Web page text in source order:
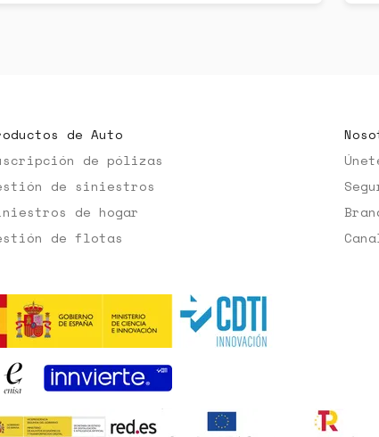
de Auto
de pólizas
de siniestros
de hogar
de flotas